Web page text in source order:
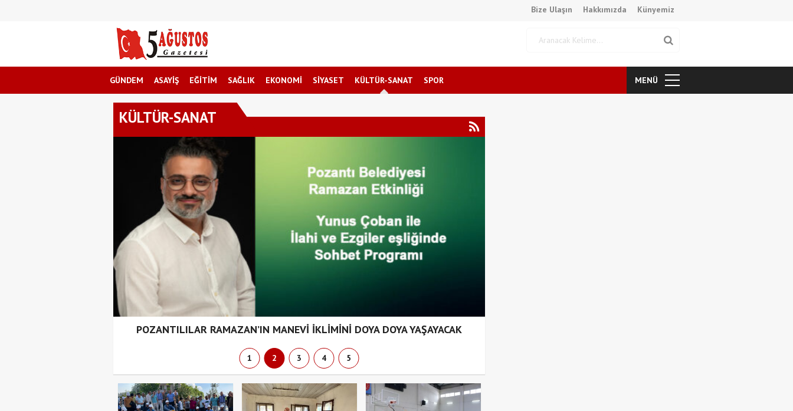
Bize Ulaşın Hakkımızda Künyemiz
GÜNDEM ASAYİŞ EĞİTİM SAĞLIK EKONOMİ SİYASET KÜLTÜR-SANAT SPOR MENÜ
KÜLTÜR-SANAT
POZANTILILAR RAMAZAN’IN MANEVİ İKLİMİNİ DOYA DOYA YAŞAYACAK
1 2 3 4 5